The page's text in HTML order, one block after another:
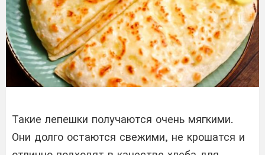
Такие лепешки получаются очень мягкими.
Они долго остаются свежими, не крошатся и